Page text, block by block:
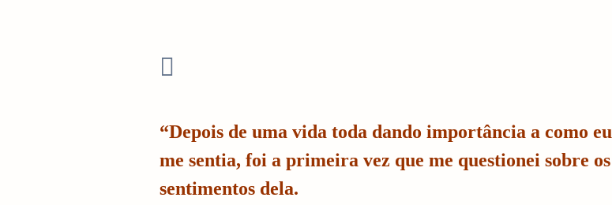
“Depois de uma vida toda dando importância a como eu
me sentia, foi a primeira vez que me questionei sobre os
sentimentos dela.